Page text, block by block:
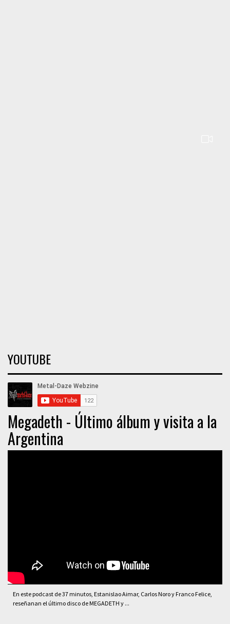
YOUTUBE
Megadeth - Último álbum y visita a la
Argentina
En este podcast de 37 minutos, Estanislao Aimar, Carlos Noro y Franco Felice,
reseñanan el último disco de MEGADETH y ...